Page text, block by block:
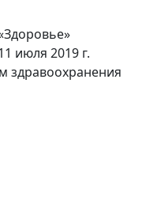
июля 2019 г.
здравоохранения